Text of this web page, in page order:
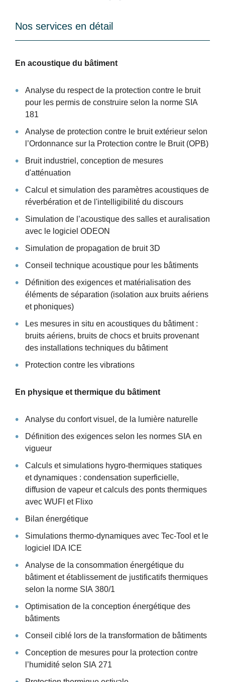
Nos services en détail
En acoustique du bâtiment
Analyse du respect de la protection contre le bruit
pour les permis de construire selon la norme SIA
181
Analyse de protection contre le bruit extérieur selon
l’Ordonnance sur la Protection contre le Bruit (OPB)
Bruit industriel, conception de mesures
d'atténuation
Calcul et simulation des paramètres acoustiques de
réverbération et de l'intelligibilité du discours
Simulation de l’acoustique des salles et auralisation
avec le logiciel ODEON
Simulation de propagation de bruit 3D
Conseil technique acoustique pour les bâtiments
Définition des exigences et matérialisation des
éléments de séparation (isolation aux bruits aériens
et phoniques)
Les mesures in situ en acoustiques du bâtiment :
bruits aériens, bruits de chocs et bruits provenant
des installations techniques du bâtiment
Protection contre les vibrations
En physique et thermique du bâtiment
Analyse du confort visuel, de la lumière naturelle
Définition des exigences selon les normes SIA en
vigueur
Calculs et simulations hygro-thermiques statiques
et dynamiques : condensation superficielle,
diffusion de vapeur et calculs des ponts thermiques
avec WUFI et Flixo
Bilan énergétique
Simulations thermo-dynamiques avec Tec-Tool et le
logiciel IDA ICE
Analyse de la consommation énergétique du
bâtiment et établissement de justificatifs thermiques
selon la norme SIA 380/1
Optimisation de la conception énergétique des
bâtiments
Conseil ciblé lors de la transformation de bâtiments
Conception de mesures pour la protection contre
l’humidité selon SIA 271